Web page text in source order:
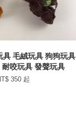
毛絨玩具 狗狗玩具
咬玩具 發聲玩具
350 起